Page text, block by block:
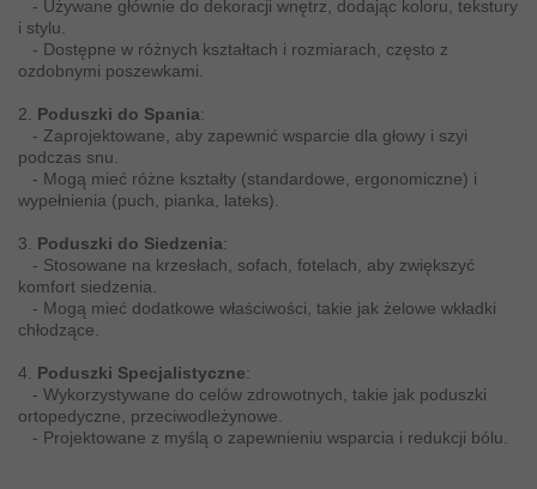
- Używane głównie do dekoracji wnętrz, dodając koloru, tekstury
i stylu.
- Dostępne w różnych kształtach i rozmiarach, często z
ozdobnymi poszewkami.
2. Poduszki do Spania:
- Zaprojektowane, aby zapewnić wsparcie dla głowy i szyi
podczas snu.
- Mogą mieć różne kształty (standardowe, ergonomiczne) i
wypełnienia (puch, pianka, lateks).
3. Poduszki do Siedzenia:
- Stosowane na krzesłach, sofach, fotelach, aby zwiększyć
komfort siedzenia.
- Mogą mieć dodatkowe właściwości, takie jak żelowe wkładki
chłodzące.
4. Poduszki Specjalistyczne:
- Wykorzystywane do celów zdrowotnych, takie jak poduszki
ortopedyczne, przeciwodleżynowe.
- Projektowane z myślą o zapewnieniu wsparcia i redukcji bólu.